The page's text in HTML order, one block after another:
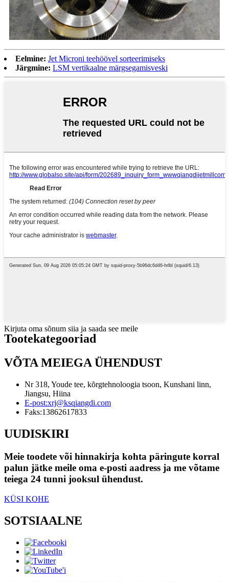
Eelmine: Jet Microni teehöövel sorteerimiseks
Järgmine: LSM vertikaalne märgsegamisveski
Kirjuta oma sõnum siia ja saada see meile
Tootekategooriad
VÕTA MEIEGA ÜHENDUST
Nr 318, Youde tee, kõrgtehnoloogia tsoon, Kunshani linn,
Jiangsu, Hiina
E-post:xrj@ksqiangdi.com
Faks:13862617833
UUDISKIRI
Meie toodete või hinnakirja kohta päringute korral
palun jätke meile oma e-posti aadress ja me võtame
teiega 24 tunni jooksul ühendust.
KÜSI KOHE
SOTSIAALNE